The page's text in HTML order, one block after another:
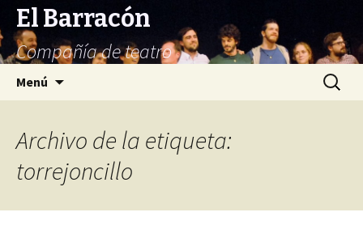
El Barracón
Compañía de teatro
Menú Buscar:
Archivo de la etiqueta:
torrejoncillo